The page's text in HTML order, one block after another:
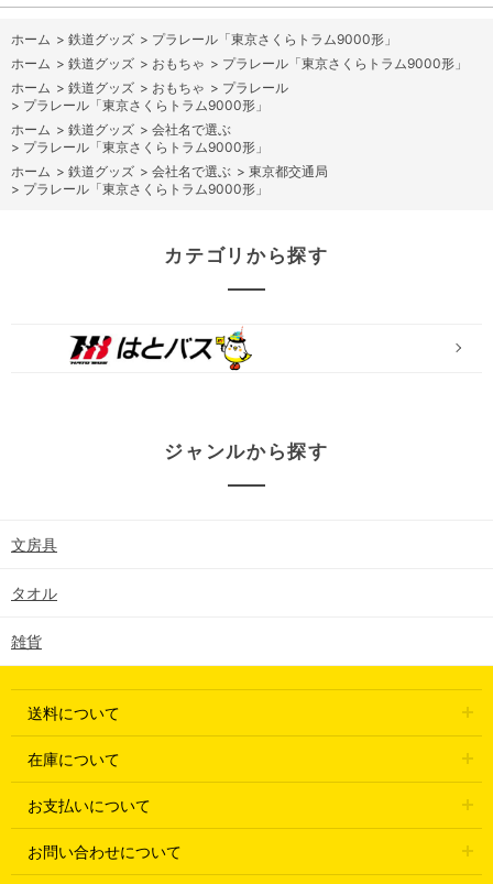
ホーム > 鉄道グッズ > プラレール「東京さくらトラム9000形」
ホーム > 鉄道グッズ > おもちゃ > プラレール「東京さくらトラム9000形」
ホーム > 鉄道グッズ > おもちゃ > プラレール
> プラレール「東京さくらトラム9000形」
ホーム > 鉄道グッズ > 会社名で選ぶ
> プラレール「東京さくらトラム9000形」
ホーム > 鉄道グッズ > 会社名で選ぶ > 東京都交通局
> プラレール「東京さくらトラム9000形」
カテゴリから探す
ジャンルから探す
文房具
タオル
雑貨
送料について
在庫について
お支払いについて
お問い合わせについて